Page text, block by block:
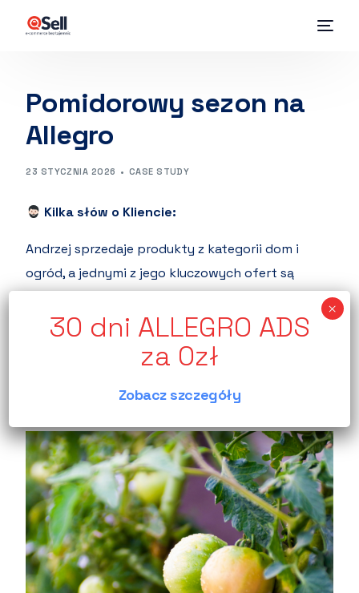
Pomidorowy sezon na
Allegro
23 STYCZNIA 2026 CASE STUDY
Kilka słów o Kliencie:
Andrzej sprzedaje produkty z kategorii dom i
ogród, a jednymi z jego kluczowych ofert są
Asortyment charakteryzuje się silną
sezonowością, a największe zainteresowanie
przygotowują ogrody do sezonu.
Zobacz szczegóły